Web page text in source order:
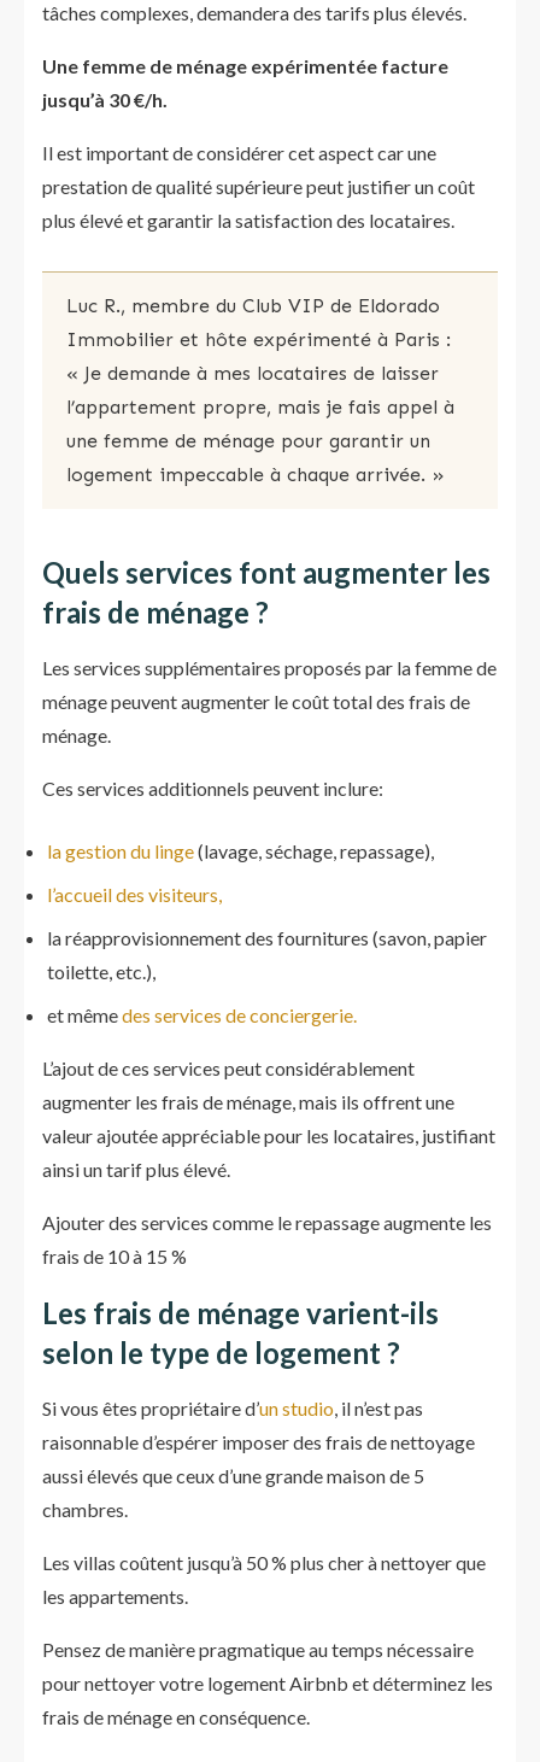
tâches complexes, demandera des tarifs plus élevés.
Une femme de ménage expérimentée facture
jusqu’à 30 €/h.
Il est important de considérer cet aspect car une
prestation de qualité supérieure peut justifier un coût
plus élevé et garantir la satisfaction des locataires.
Luc R., membre du Club VIP de Eldorado
Immobilier et hôte expérimenté à Paris :
« Je demande à mes locataires de laisser
l’appartement propre, mais je fais appel à
une femme de ménage pour garantir un
logement impeccable à chaque arrivée. »
Quels services font augmenter les
frais de ménage ?
Les services supplémentaires proposés par la femme de
ménage peuvent augmenter le coût total des frais de
ménage.
Ces services additionnels peuvent inclure:
la gestion du linge(lavage, séchage, repassage),
l’accueil des visiteurs,
la réapprovisionnement des fournitures (savon, papier
toilette, etc.),
et mêmedes services de conciergerie.
L’ajout de ces services peut considérablement
augmenter les frais de ménage, mais ils offrent une
valeur ajoutée appréciable pour les locataires, justifiant
ainsi un tarif plus élevé.
Ajouter des services comme le repassage augmente les
frais de 10 à 15 %
Les frais de ménage varient-ils
selon le type de logement ?
Si vous êtes propriétaire d’un studio, il n’est pas
raisonnable d’espérer imposer des frais de nettoyage
aussi élevés que ceux d’une grande maison de 5
chambres.
Les villas coûtent jusqu’à 50 % plus cher à nettoyer que
les appartements.
Pensez de manière pragmatique au temps nécessaire
pour nettoyer votre logement Airbnb et déterminez les
frais de ménage en conséquence.